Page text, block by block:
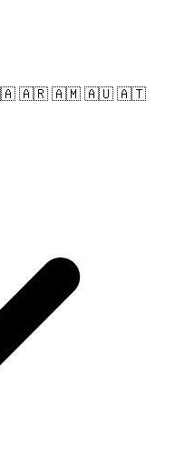
🇦🇷 🇦🇲 🇦🇺 🇦🇹